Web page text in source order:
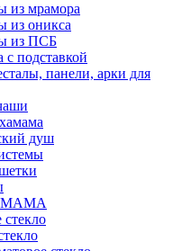
из мрамора
из оникса
из ПСБ
с подставкой
панели, арки для
душ
стекло